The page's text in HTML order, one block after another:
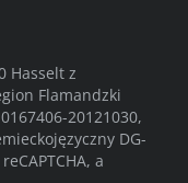
Hasselt z
Flamandzki
20121030,
DG-
a